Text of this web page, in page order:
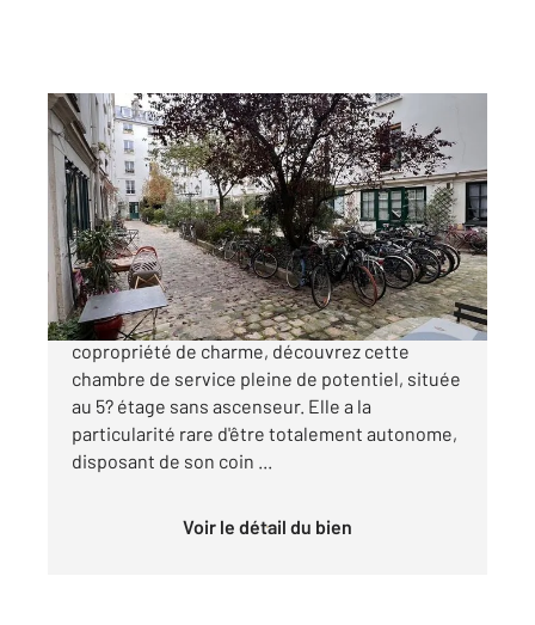
PARIS 75009
7,32 m2
Ref : 3081
à vendre
79 000 €
À deux pas de la rue des Martyrs, dans une
copropriété de charme, découvrez cette
chambre de service pleine de potentiel, située
au 5? étage sans ascenseur. Elle a la
particularité rare d'être totalement autonome,
disposant de son coin ...
Voir le détail du bien